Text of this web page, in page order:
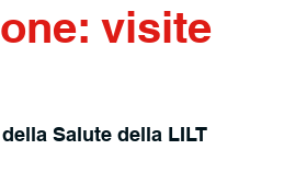
visite
Salute della LILT